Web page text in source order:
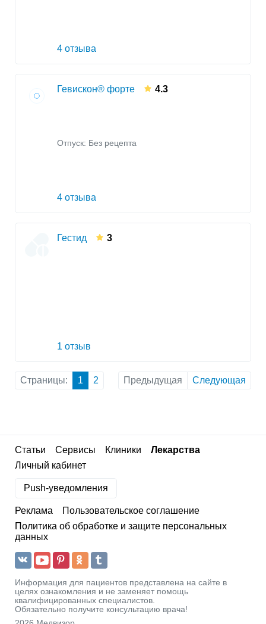
4 отзыва
Гевискон® форте 4.3
Отпуск: Без рецепта
4 отзыва
Гестид 3
1 отзыв
Страницы: 1 2 Предыдущая Следующая
Статьи Сервисы Клиники
Лекарства
Личный кабинет
Push-уведомления
Реклама
Пользовательское соглашение
Политика об обработке и защите персональных
данных
Информация для пациентов представлена на сайте в
целях ознакомления и не заменяет помощь
квалифицированных специалистов.
Обязательно получите консультацию врача!